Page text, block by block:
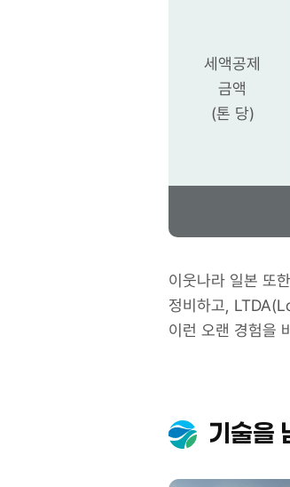
세액공제
금액
(톤 당)
이웃나라 일본 또
정비하고,
이런 오랜 경험을
기술을